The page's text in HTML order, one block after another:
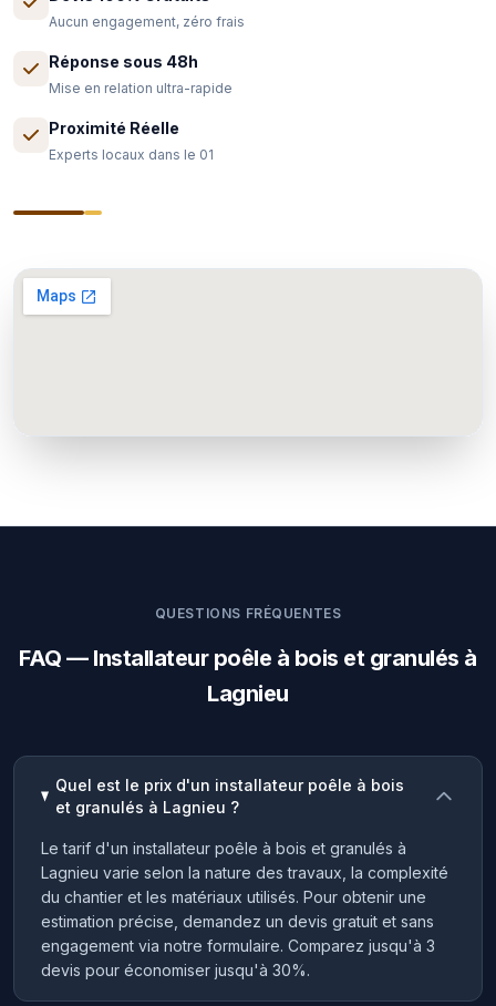
Aucun engagement, zéro frais
Réponse sous 48h
Mise en relation ultra-rapide
Proximité Réelle
Experts locaux dans le 01
QUESTIONS FRÉQUENTES
FAQ — Installateur poêle à bois et granulés à
Lagnieu
Quel est le prix d'un installateur poêle à bois
et granulés à Lagnieu ?
Le tarif d'un installateur poêle à bois et granulés à
Lagnieu varie selon la nature des travaux, la complexité
du chantier et les matériaux utilisés. Pour obtenir une
estimation précise, demandez un devis gratuit et sans
engagement via notre formulaire. Comparez jusqu'à 3
devis pour économiser jusqu'à 30%.